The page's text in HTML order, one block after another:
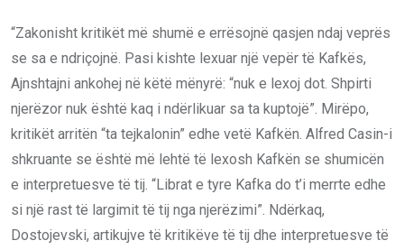
“Zakonisht kritikët më shumë e errësojnë qasjen ndaj veprës
se sa e ndriçojnë. Pasi kishte lexuar një vepër të Kafkës,
Ajnshtajni ankohej në këtë mënyrë: “nuk e lexoj dot. Shpirti
njerëzor nuk është kaq i ndërlikuar sa ta kuptojë”. Mirëpo,
kritikët arritën “ta tejkalonin” edhe vetë Kafkën. Alfred Casin-i
shkruante se është më lehtë të lexosh Kafkën se shumicën
e interpretuesve të tij. “Librat e tyre Kafka do t’i merrte edhe
si një rast të largimit të tij nga njerëzimi”. Ndërkaq,
Dostojevski, artikujve të kritikëve të tij dhe interpretuesve të